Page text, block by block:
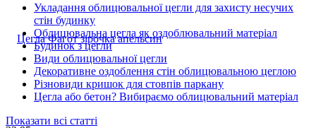
Укладання облицювальної цегли для захисту несучих
стін будинку
Облицювальна цегла як оздоблювальний матеріал
Будинок з цегли
Види облицювальної цегли
Декоративне оздоблення стін облицювальною цеглою
Різновиди кришок для стовпів паркану
Цегла або бетон? Вибираємо облицювальний матеріал
Показати всі статті